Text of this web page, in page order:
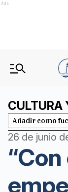
Ads
CULTURA
Añadir como
26 de junio